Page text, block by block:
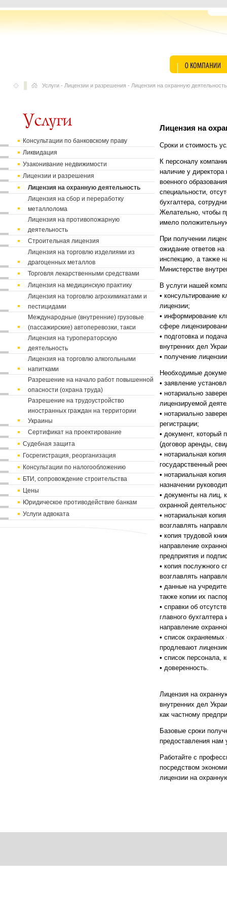
Услуги - Лицензии и разрешения - Лицензия на охранную деятельность
Консультации по банковскому праву
Ликвидация
Узаконивание недвижимости
Лицензии и разрешения
Лицензия на охранную деятельность
Лицензия на сбор и переработку
металлолома
Лицензия на противопожарную
деятельность
Строительная лицензия
Лицензия на торговлю изделиями из
драгоценных металлов
Торговля лекарственными средствами
Лицензия на медицинскую практику
Лицензия на торговлю агрохимикатами и
пестицидами
Международные (внутренние) грузовые
(пассажирские) автоперевозки, такси
Лицензия на туроператорскую
деятельность
Лицензия на торговлю алкогольными
напитками
Разрешение на начало работ повышенной
опасности (охрана труда)
Разрешение на трудоустройство
иностранных граждан на территории
Украины
Сертификат на проектирование
Судебная защита
Госрегистрация, реорганизация
Консультации по налогообложению
БТИ, сопровождение строительства
Цены
Юридическое противодействие банкам
Услуги адвоката
Лицензия на
Сроки и стоимость
К персоналу
наличие у директора
военного
специальности,
бухгалтера,
Желательно, чтобы
имело
При получении
ожидание ответов
инспекцию, а также
Министерстве
В услуги нашей
• консультирование
лицензии;
• информирование
сфере
• подготовка и
внутренних дел
• получение
Необходимые
• заявление
• нотариально
лицензируемой
• нотариально
регистрации;
• документ, который
(договор аренды,
• нотариальная
государственный
• нотариальная
назначении
• документы на лиц,
охранной
• нотариальная
возглавлять
• копия трудовой
направление
предприятия и
• копия послужного
возглавлять
• данные на
также копии их
• справки об
главного бухгалтера
направление
• список охраняемых
продлевают
• список персонала,
• доверенность.
Лицензия на
внутренних дел
как частному
Базовые сроки
предоставления нам
Работайте с
посредством
лицензии на